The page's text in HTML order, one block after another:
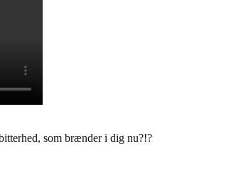
som brænder i dig nu?!?